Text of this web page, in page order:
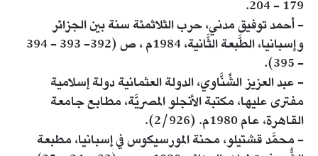
179 - 204.
- أحمد توفيق مدني، حرب الثلاثمئة سنة بين الجزائر
وإسبانيا، الطَّبعة الثَّانية، 1984م ، ص (392- 393 - 394
- 395).
- عبد العزيز الشِّنَّاوي، الدولة العثمانية دولة إسلامية
مفترى عليها، مكتبة الأنجلو المصريَّة، مطابع جامعة
القاهرة، عام 1980م. (2/926).
- محمَّد قشتيلو، محنة المورسيكوس في إسبانيا، مطبعة